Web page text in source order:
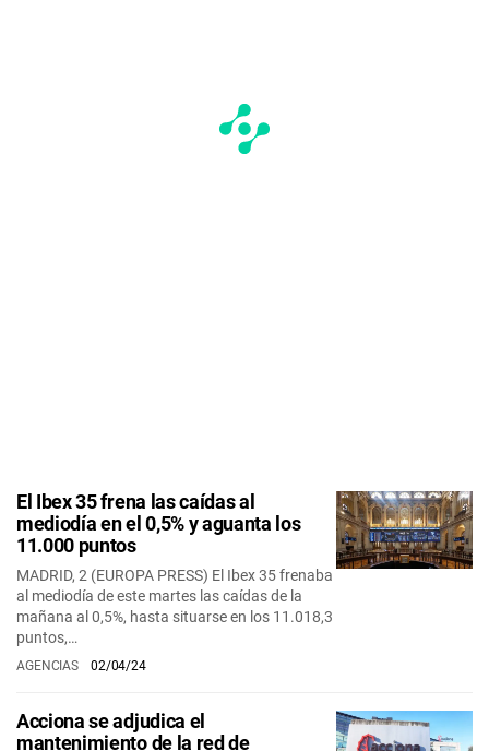
El Ibex 35 frena las caídas al
mediodía en el 0,5% y aguanta los
11.000 puntos
MADRID, 2 (EUROPA PRESS) El Ibex 35 frenaba
al mediodía de este martes las caídas de la
mañana al 0,5%, hasta situarse en los 11.018,3
puntos,…
AGENCIAS 02/04/24
Acciona se adjudica el
mantenimiento de la red de